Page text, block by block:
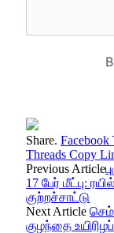
Share. Facebook
Threads Copy
Previous Article
17 பேர் மீட்பு:
குற்றச்சாட்டு
Next Article
குழந்தை